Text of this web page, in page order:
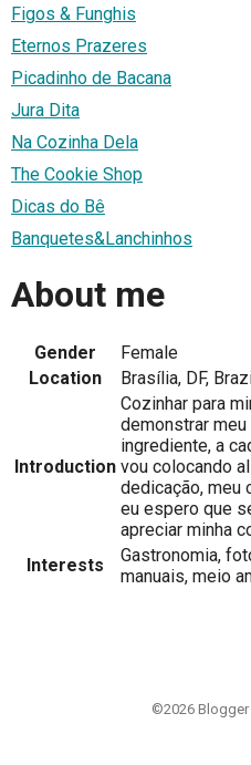
Figos & Funghis
Eternos Prazeres
Picadinho de Bacana
Jura Dita
Na Cozinha Dela
The Cookie Shop
Dicas do Bê
Banquetes&Lanchinhos
About me
Gender
Female
Location
Brasília, DF,
Introduction
Cozinhar para
demonstrar
ingrediente, a
vou colocando
dedicação, meu
eu espero que
apreciar minha
Interests
Gastronomia,
manuais, meio
©2026 Blogger